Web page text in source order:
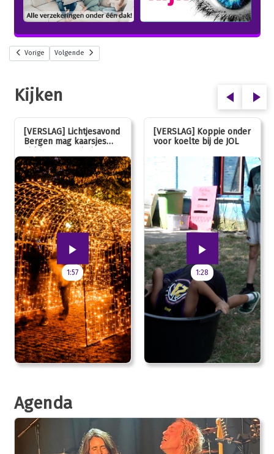
Vorige Volgende
Kijken
[VERSLAG] Lichtjesavond
Bergen mag kaarsjes
jubileum!
1:57
[VERSLAG] Koppie onder
voor koelte bij de JOL
1:28
Agenda